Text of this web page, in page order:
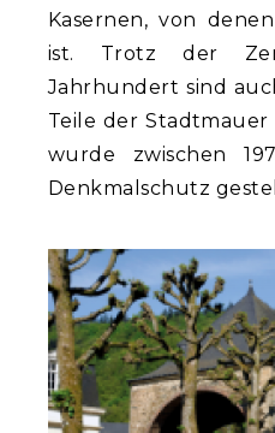
Kasernen, von
ist. Trotz der
Jahrhundert sind
Teile der Stadtmauer
wurde zwischen
Denkmalschutz